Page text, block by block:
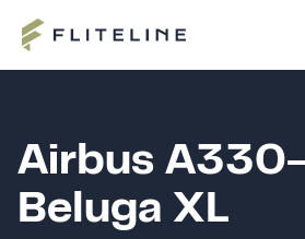
Airbus
Beluga XL